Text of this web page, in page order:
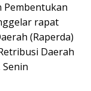
Pembentukan
rapat
(Raperda)
Daerah